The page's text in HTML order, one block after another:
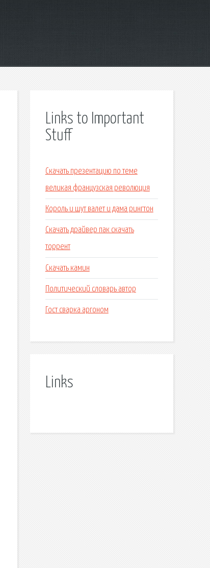
Links to Important
Stuff
Скачать презентацию по теме
великая французская революция
Король и шут валет и дама рингтон
Скачать драйвер пак скачать
торрент
Скачать камин
Политический словарь автор
Гост сварка аргоном
Links